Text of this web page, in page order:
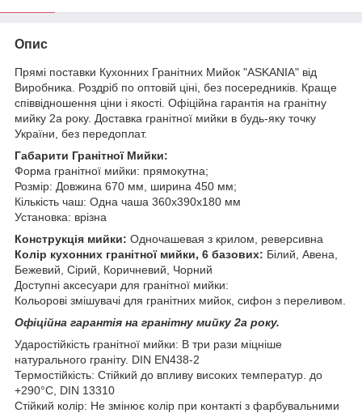
Опис
Прямі поставки Кухонних Гранітних Мийок "ASKANIA" від
Виробника. Роздріб по оптовій ціні, без посередників. Краще
співвідношення ціни і якості. Офіційна гарантія на гранітну
мийку 2а року. Доставка гранітної мийки в будь-яку точку
України, без передоплат.
Габарити Гранітної Мийки:
Форма гранітної мийки: прямокутна;
Розмір: Довжина 670 мм, ширина 450 мм;
Кількість чаш: Одна чаша 360x390x180 мм
Установка: врізна
Конструкція мийки: Одночашевая з крилом, реверсивна
Колір кухонних гранітної мийки, 6 базових: Білий, Авена,
Бежевий, Сірий, Коричневий, Чорний
Доступні аксесуари для гранітної мийки:
Кольорові змішувачі для гранітних мийок, сифон з переливом.
Офіційна гарантія на гранітну мийку 2а року.
Ударостійкість гранітної мийки: В три рази міцніше
натурального граніту. DIN EN438-2
Термостійкість: Стійкий до впливу високих температур. до
+290°C, DIN 13310
Стійкий колір: Не змінює колір при контакті з фарбувальними